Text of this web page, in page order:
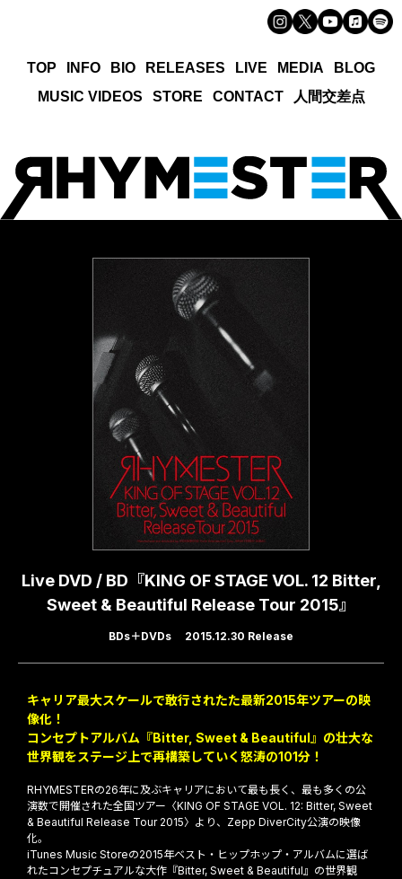
TOP INFO BIO RELEASES LIVE MEDIA
BLOG
MUSIC VIDEOS
STORE CONTACT 人間交差点
Live DVD / BD『KING OF STAGE VOL. 12 Bitter,
Sweet & Beautiful Release Tour 2015』
BDs DVDs 2015.12.30 Release
キャリア最大スケールで敢行されたた最新2015年ツアーの映
像化！
コンセプトアルバム『Bitter, Sweet & Beautiful』の壮大な
世界観をステージ上で再構築していく怒涛の101分！
RHYMESTERの26年に及ぶキャリアにおいて最も長く、最も多くの公
演数で開催された全国ツアー〈KING OF STAGE VOL. 12: Bitter, Sweet
& Beautiful Release Tour 2015〉より、Zepp DiverCity公演の映像
化。
iTunes Music Storeの2015年ベスト・ヒップホップ・アルバムに選ば
れたコンセプチュアルな大作『Bitter, Sweet & Beautiful』の世界観